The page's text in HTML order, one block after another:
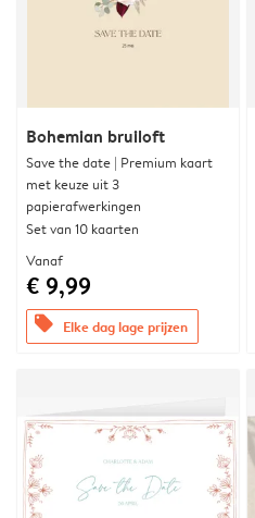
Bohemian bruiloft
Save the date | Premium kaart
met keuze uit 3
papierafwerkingen
Set van 10 kaarten
Vanaf
€ 9,99
offers Elke dag lage prijzen